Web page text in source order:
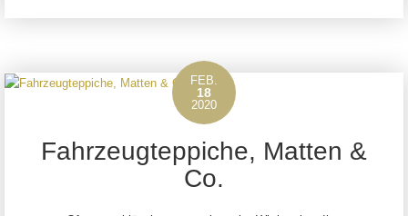
FEB.
18
2020
Fahrzeugteppiche, Matten &
Co.